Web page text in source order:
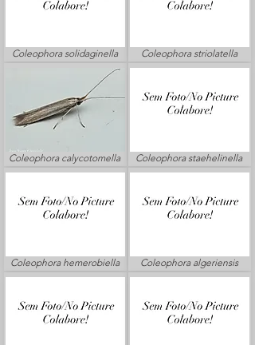
Coleophora solidaginella
Coleophora calycotomella
Coleophora hemerobiella
Coleophora striolatella
Coleophora staehelinella
Coleophora algeriensis